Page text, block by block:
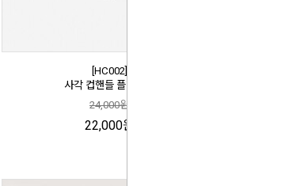
[HC002]
사각 컵핸들 플러쉬링
24,000원
22,000원